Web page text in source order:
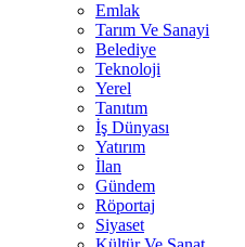
Emlak
Tarım Ve Sanayi
Belediye
Teknoloji
Yerel
Tanıtım
İş Dünyası
Yatırım
İlan
Gündem
Röportaj
Siyaset